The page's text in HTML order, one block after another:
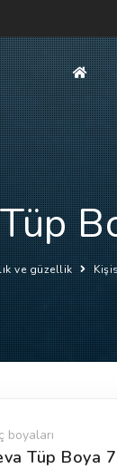
ve güzellik
boyaları
Tüp Boya